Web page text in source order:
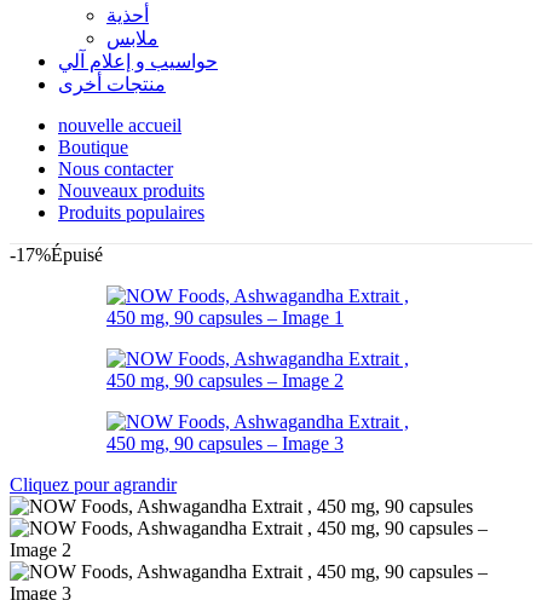
أحذية
ملابس
حواسيب و إعلام آلي
منتجات أخرى
nouvelle accueil
Boutique
Nous contacter
Nouveaux produits
Produits populaires
-17%Épuisé
Cliquez pour agrandir